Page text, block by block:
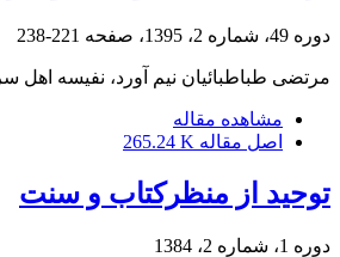
دوره 49، شماره 2، 1395، صفحه 221-238
مرتضی طباطبائیان نیم آورد، نفیسه اهل
مشاهده مقاله
اصل مقاله 265.24 K
توحید از منظرکتاب و سنت
دوره 1، شماره 2، 1384